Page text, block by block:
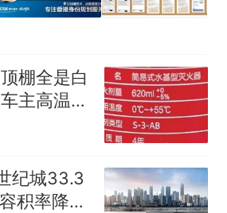
棚全是白
主高温天
：这东西
纪城33.3
积率降至